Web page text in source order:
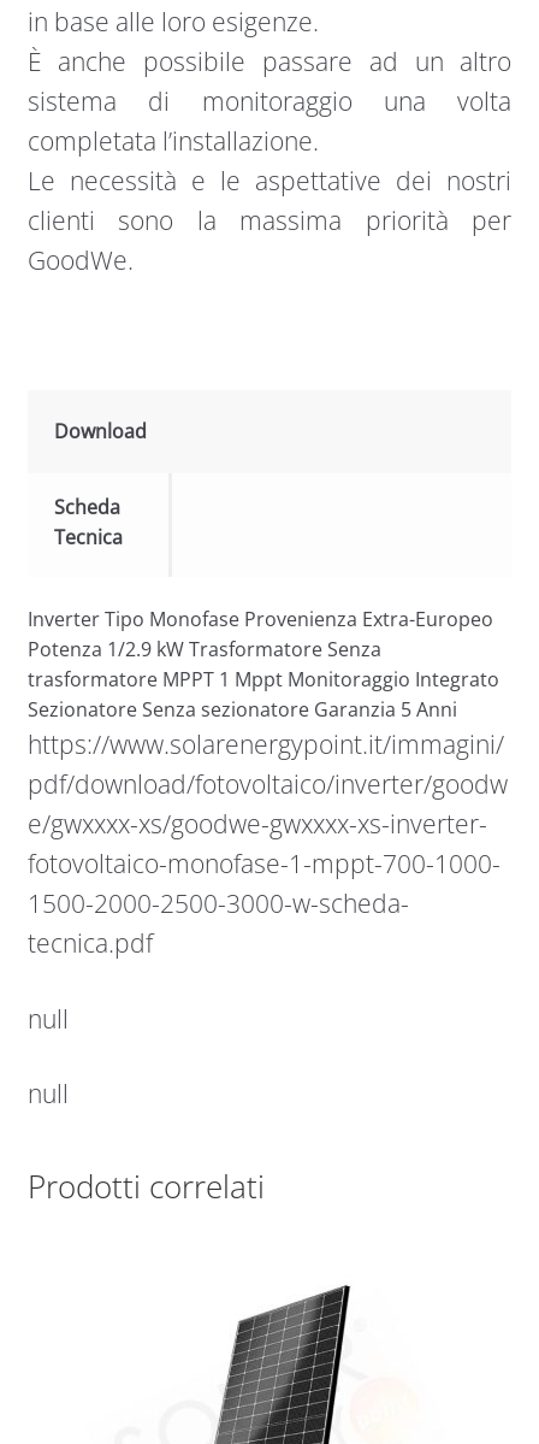
in base alle loro esigenze.
È anche possibile passare ad un altro
sistema di monitoraggio una volta
completata l’installazione.
Le necessità e le aspettative dei nostri
clienti sono la massima priorità per
GoodWe.
Download
Scheda
Tecnica
Inverter Tipo Monofase Provenienza Extra-Europeo
Potenza 1/2.9 kW Trasformatore Senza
trasformatore MPPT 1 Mppt Monitoraggio Integrato
Sezionatore Senza sezionatore Garanzia 5 Anni
https://www.solarenergypoint.it/immagini/
pdf/download/fotovoltaico/inverter/goodw
e/gwxxxx-xs/goodwe-gwxxxx-xs-inverter-
fotovoltaico-monofase-1-mppt-700-1000-
1500-2000-2500-3000-w-scheda-
tecnica.pdf
null
null
Prodotti correlati